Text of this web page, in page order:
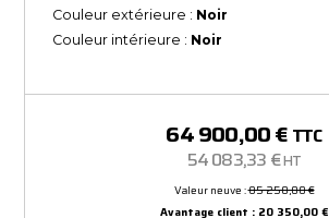
Couleur extérieure : Noir
Couleur intérieure : Noir
64 900,00 € TTC
54 083,33 €HT
Valeur neuve :85 250,00 €
Avantage client : 20 350,00 €